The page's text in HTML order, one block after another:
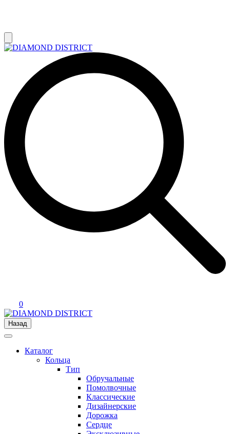
0
Назад
Каталог
Кольца
Тип
Обручальные
Помолвочные
Классические
Дизайнерские
Дорожка
Сердце